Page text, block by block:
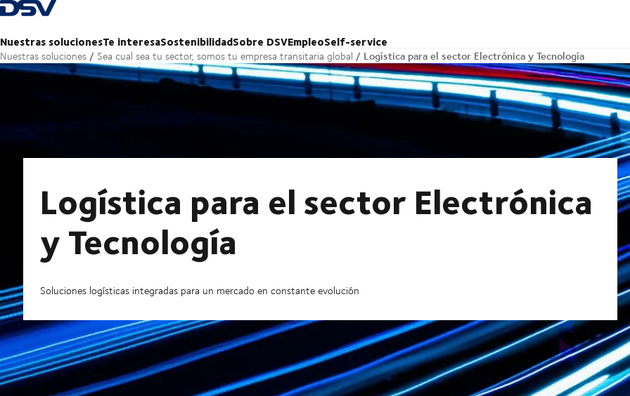
Volver a la página de inicio
Nuestras solucionesTe interesaSostenibilidadSobre DSVEmpleoSelf-service
Nuestras soluciones Sea cual sea tu sector, somos tu empresa transitaria global Logística para el sector Electrónica y Tecnología
Logística para el sector Electrónica
y Tecnología
Soluciones logísticas integradas para un mercado en constante evolución